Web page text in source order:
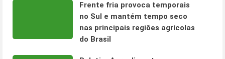
Frente fria provoca temporais
no Sul e mantém tempo seco
nas principais regiões agrícolas
do Brasil